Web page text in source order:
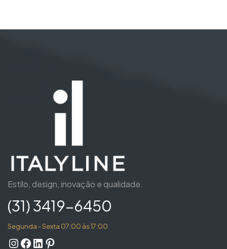
Estilo, design, inovação e qualidade.
(31) 3419-6450
Segunda - Sexta 07:00 às 17:00